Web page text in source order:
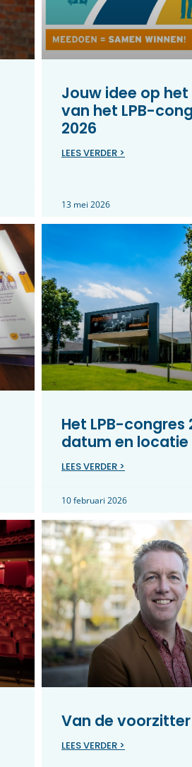
Jouw idee op
van het LPB-
2026
LEES VERDER >
13 mei 2026
Het LPB-congres
datum en locatie
LEES VERDER >
10 februari 2026
Van de voorzitter
LEES VERDER >